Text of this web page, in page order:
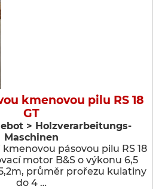
kmenovou pilu RS 18
GT
> Holzverarbeitungs-
Maschinen
pásovou pilu RS 18
motor B&S o výkonu 6,5
průměr prořezu kulatiny
do 4 …